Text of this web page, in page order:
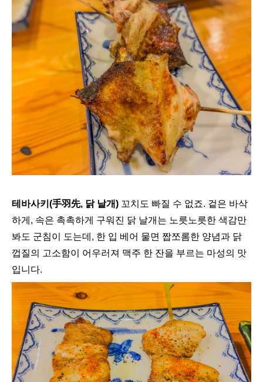
테바사키(手羽先, 닭 날개) 꼬치도 빠질 수 없죠. 겉은 바삭
하게, 속은 촉촉하게 구워진 닭 날개는 노릇노릇한 색감만
봐도 군침이 도는데, 한 입 베어 물면 짭쪼롬한 양념과 닭
껍질의 고소함이 어우러져 맥주 한 잔을 부르는 마성의 맛
입니다.